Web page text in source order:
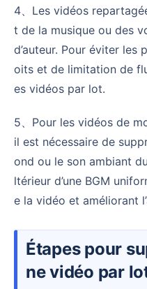
4、Les vidéos repartagées ou reproduites contiennen
t de la musique ou des
d’auteur. Pour éviter
oits et de limitation de
es vidéos par lot.
5、Pour les vidéos de montage de danse ou de jeux,
il est nécessaire de
ond ou le son ambiant
ltérieur d’une BGM
e la vidéo et améliorant
Étapes pour supprimer le son d’u
ne vidéo par